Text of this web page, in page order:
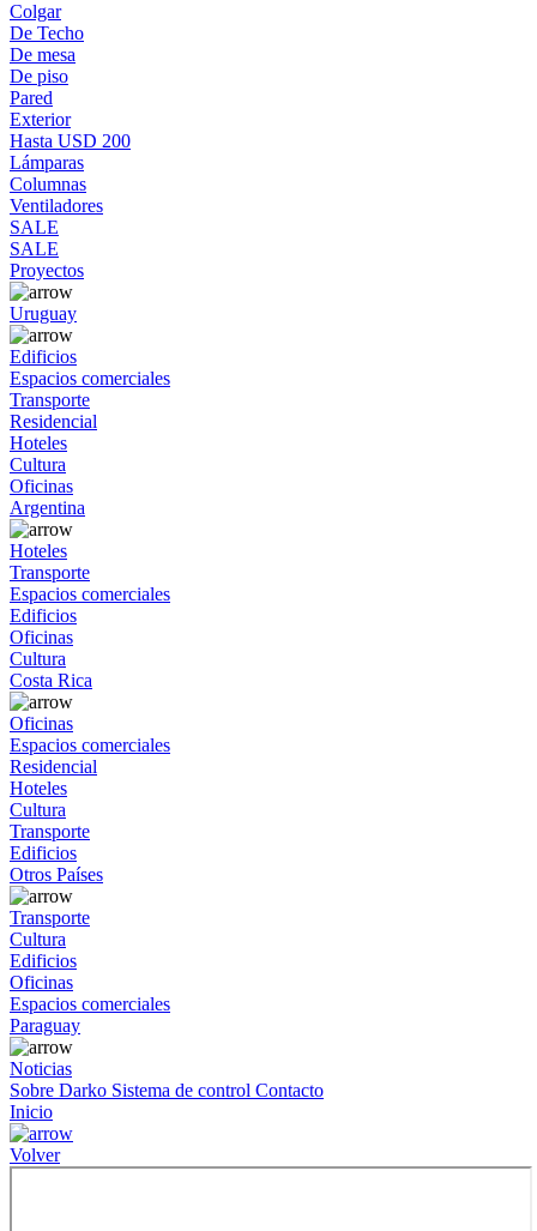
Colgar
De Techo
De mesa
De piso
Pared
Exterior
Hasta USD 200
Lámparas
Columnas
Ventiladores
SALE
SALE
Proyectos
Uruguay
Edificios
Espacios comerciales
Transporte
Residencial
Hoteles
Cultura
Oficinas
Argentina
Hoteles
Transporte
Espacios comerciales
Edificios
Oficinas
Cultura
Costa Rica
Oficinas
Espacios comerciales
Residencial
Hoteles
Cultura
Transporte
Edificios
Otros Países
Transporte
Cultura
Edificios
Oficinas
Espacios comerciales
Paraguay
Noticias
Sobre Darko Sistema de control Contacto
Inicio
Volver